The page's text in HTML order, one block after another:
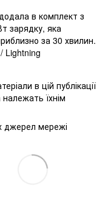
в комплект з
зарядку, яка
за 30 хвилин.
Lightning
в цій публікації
їхнім
джерел мережі